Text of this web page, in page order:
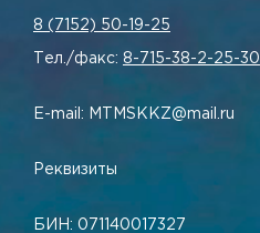
8 (7152) 50-19-25
Тел./факс: 8-715-38-2-25-30
E-mail: MTMSKKZ@mail.ru
Реквизиты
БИН: 071140017327